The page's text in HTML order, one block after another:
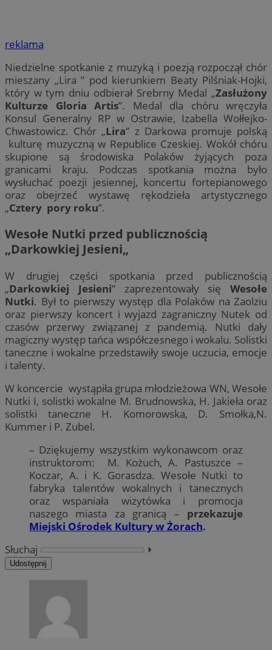
reklama
Niedzielne spotkanie z muzyką i poezją rozpoczął chór
mieszany „Lira ” pod kierunkiem Beaty Pilśniak-Hojki,
który w tym dniu odbierał Srebrny Medal „Zasłużony
Kulturze Gloria Artis”. Medal dla chóru wręczyła
Konsul Generalny RP w Ostrawie, Izabella Wołłejko-
Chwastowicz. Chór „Lira” z Darkowa promuje polską
kulturę muzyczną w Republice Czeskiej. Wokół chóru
skupione są środowiska Polaków żyjących poza
granicami kraju. Podczas spotkania można było
wysłuchać poezji jesiennej, koncertu fortepianowego
oraz obejrzeć wystawę rękodzieła artystycznego
„Cztery pory roku”.
Wesołe Nutki przed publicznością
„Darkowkiej Jesieni„
W drugiej części spotkania przed publicznością
„Darkowkiej Jesieni” zaprezentowały się Wesołe
Nutki. Był to pierwszy występ dla Polaków na Zaolziu
oraz pierwszy koncert i wyjazd zagraniczny Nutek od
czasów przerwy związanej z pandemią. Nutki dały
magiczny występ tańca współczesnego i wokalu. Solistki
taneczne i wokalne przedstawiły swoje uczucia, emocje
i talenty.
W koncercie wystąpiła grupa młodzieżowa WN, Wesołe
Nutki I, solistki wokalne M. Brudnowska, H. Jakieła oraz
solistki taneczne H. Komorowska, D. Smołka,N.
Kummer i P. Zubel.
– Dziękujemy wszystkim wykonawcom oraz
instruktorom: M. Kożuch, A. Pastuszce –
Koczar, A. i K. Gorasdza. Wesołe Nutki to
fabryka talentów wokalnych i tanecznych
oraz wspaniała wizytówka i promocja
naszego miasta za granicą – przekazuje
Miejski Ośrodek Kultury w Żorach.
Słuchaj
⏵︎
Udostępnij